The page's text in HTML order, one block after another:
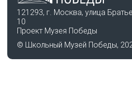
121293, г. Москва, улица
10
Проект Музея Победы
© Школьный Музей Победы,